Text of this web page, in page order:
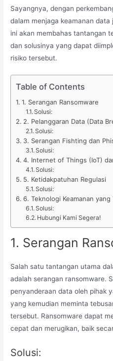
Sayangnya, dengan
dalam menjaga keamanan
ini akan membahas tantangan
dan solusinya yang dapat
risiko tersebut.
Table of Contents
1. Serangan Ransomware
Solusi:
2. Pelanggaran Data (Data
Solusi:
3. Serangan Fishting dan
Solusi:
4. Internet of Things (IoT)
Solusi:
5. Ketidakpatuhan Regulasi
Solusi:
6. Teknologi Keamanan yang
Solusi:
Hubungi Kami Segera!
1. Serangan
Salah satu tantangan utama
adalah serangan ransomware.
penyanderaan data oleh pihak
yang kemudian meminta
tersebut. Ransomware dapat
cepat dan merugikan, baik
Solusi: